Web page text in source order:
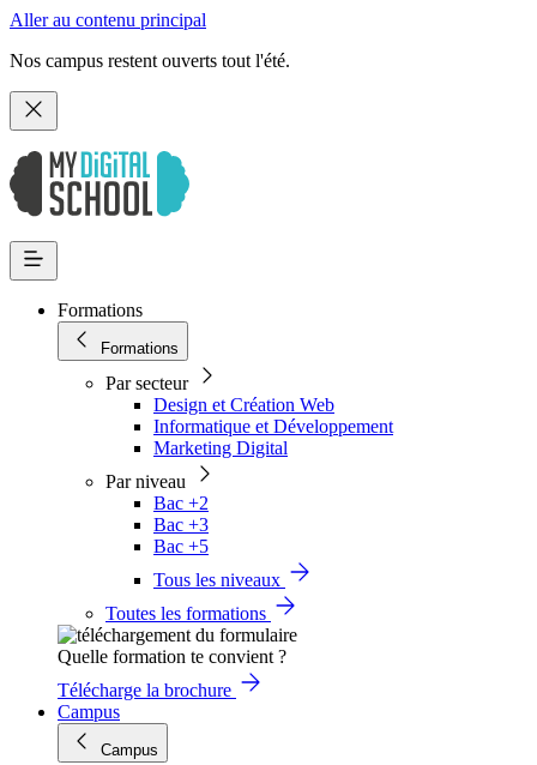
Aller au contenu principal
Nos campus restent ouverts tout l'été.
Formations
Formations
Par secteur
Design et Création Web
Informatique et Développement
Marketing Digital
Par niveau
Bac +2
Bac +3
Bac +5
Tous les niveaux
Toutes les formations
Quelle formation te convient ?
Télécharge la brochure
Campus
Campus